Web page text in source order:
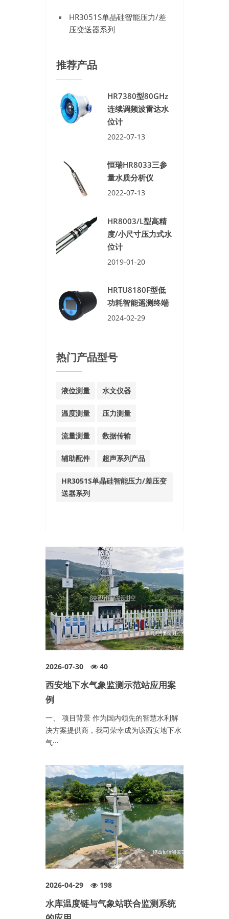
HR3051S单晶硅智能压力/差
压变送器系列
推荐产品
HR7380型80GHz
连续调频波雷达水
位计
2022-07-13
恒瑞HR8033三参
量水质分析仪
2022-07-13
HR8003/L型高精
度/小尺寸压力式水
位计
2019-01-20
HRTU8180F型低
功耗智能遥测终端
2024-02-29
热门产品型号
液位测量 水文仪器
温度测量 压力测量
流量测量 数据传输
辅助配件 超声系列产品
HR3051S单晶硅智能压力/差压变
送器系列
2026-07-30 40
西安地下水气象监测示范站应用案
例
一、 项目背景 作为国内领先的智慧水利解
决方案提供商，我司荣幸成为该西安地下水
气···
2026-04-29 198
水库温度链与气象站联合监测系统